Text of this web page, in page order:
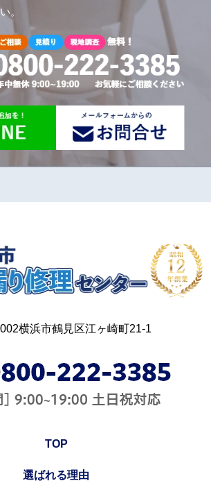
。
横浜市鶴見区江ヶ崎町21-1
TOP
選ばれる理由